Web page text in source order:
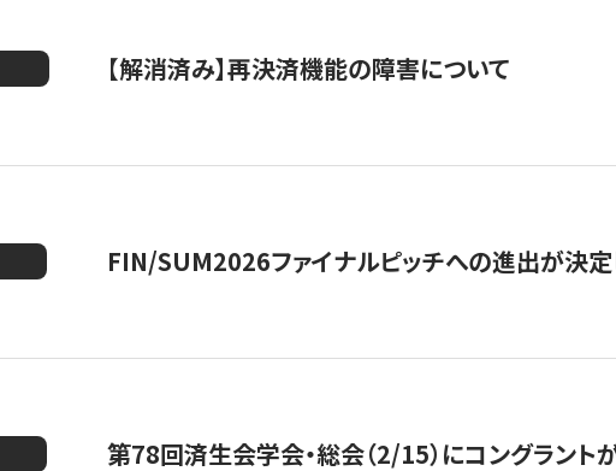
【解消済み】再決済機能の障害について
FIN/SUM2026ファイナルピッチへの進出が決定
第78回済生会学会・総会（2/15）にコングラント